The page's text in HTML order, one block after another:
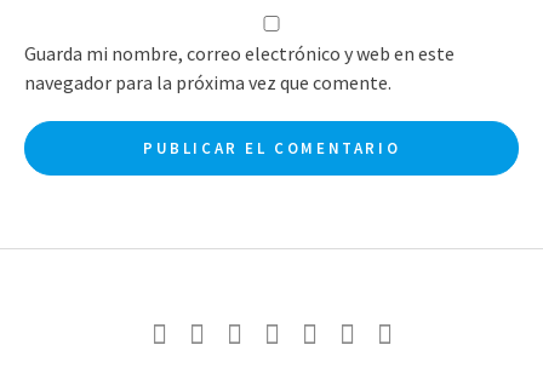
Guarda mi nombre, correo electrónico y web en este
navegador para la próxima vez que comente.